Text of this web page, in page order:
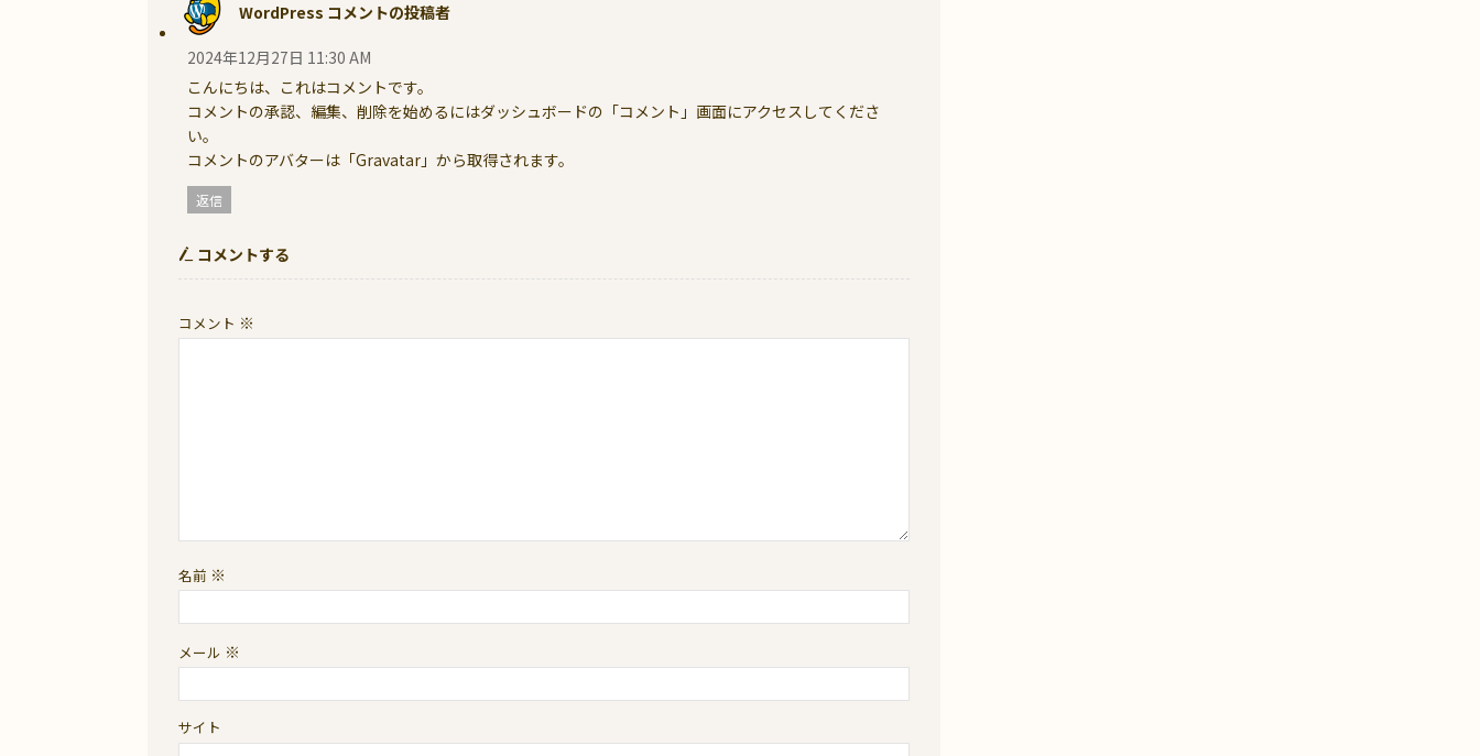
WordPress コメントの投稿者
2024年12月27日 11:30 AM
こんにちは、これはコメントです。
コメントの承認、編集、削除を始めるにはダッシュボードの「コメント」画面にアクセスしてくださ
い。
コメントのアバターは「Gravatar 」から取得されます。
返信
コメントする
コメント ※
名前 ※
メール ※
サイト